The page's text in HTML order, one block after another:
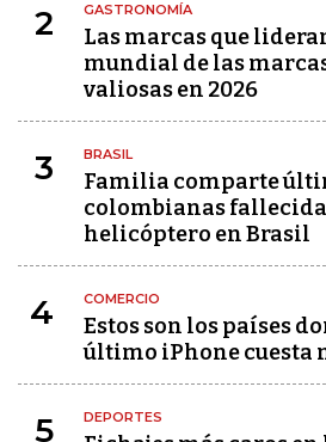
2 GASTRONOMÍA
Las marcas que
mundial de las
valiosas en 2026
3 BRASIL
Familia comparte
colombianas
helicóptero en Brasil
4 COMERCIO
Estos son los países
último iPhone cuesta
5 DEPORTES